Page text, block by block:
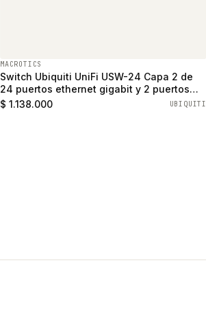
MACROTICS
Switch Ubiquiti UniFi USW-24 Capa 2 de
24 puertos ethernet gigabit y 2 puertos
SFP
$ 1.138.000 UBIQUITI